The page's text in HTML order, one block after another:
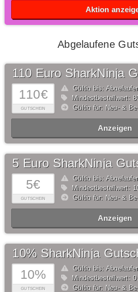
Aktion
Abgelaufene
110€
GUTSCHEIN
110 Euro SharkNinja
Gültig bis:
Mindestbestellwert:
Gültig für: Neu- &
Anzeigen
5€
GUTSCHEIN
5 Euro SharkNinja
Gültig bis:
Mindestbestellwert:
Gültig für: Neu- &
Anzeigen
10%
GUTSCHEIN
10% SharkNinja
Gültig bis:
Mindestbestellwert:
Gültig für: Neu- &